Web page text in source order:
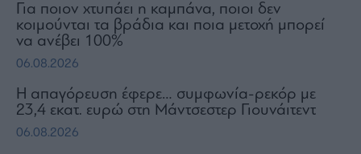
Για ποιον χτυπάει η καμπάνα, ποιοι δεν
κοιμούνται τα βράδια και ποια μετοχή μπορεί
να ανέβει 100%
06.08.2026
Η απαγόρευση έφερε… συμφωνία-ρεκόρ με
23,4 εκατ. ευρώ στη Μάντσεστερ Γιουνάιτεντ
06.08.2026